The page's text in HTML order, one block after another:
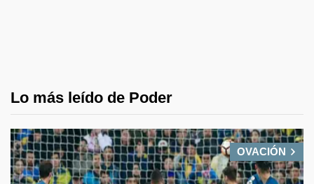
Lo más leído de Poder
OVACIÓN